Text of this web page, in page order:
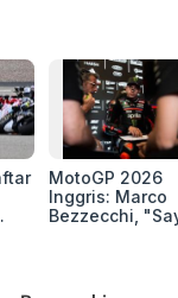
MotoGP 2026
Inggris: Marco
Bezzecchi,